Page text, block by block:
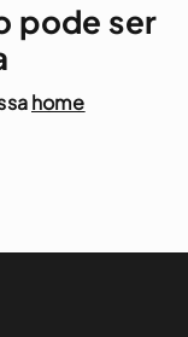
pode ser
home